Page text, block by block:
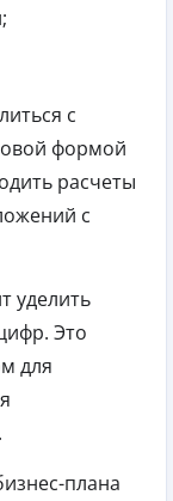
с
формой
расчеты
с
уделить
Это
для
плана